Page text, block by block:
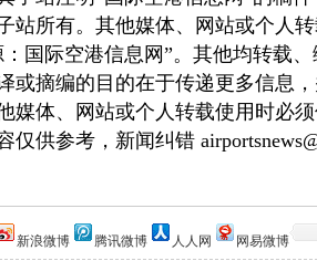
站所有。其他媒体、网站或个人
：国际空港信息网”。其他均转载
或摘编的目的在于传递更多信息
媒体、网站或个人转载使用时必
仅供参考，新闻纠错
新浪微博 腾讯微博 人人网 网易微博